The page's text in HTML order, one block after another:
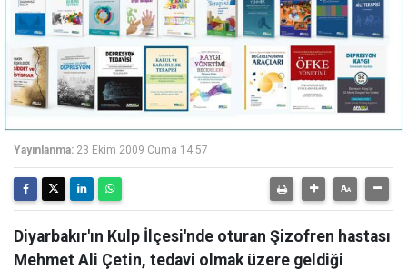
Yayınlanma: 23 Ekim 2009 Cuma 14:57
Diyarbakır'ın Kulp İlçesi'nde oturan Şizofren hastası
Mehmet Ali Çetin, tedavi olmak üzere geldiği